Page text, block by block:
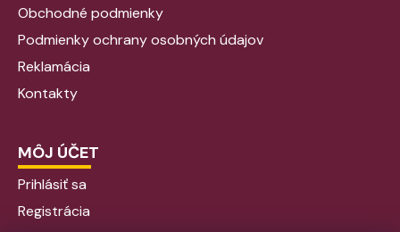
Obchodné podmienky
Podmienky ochrany osobných údajov
Reklamácia
Kontakty
MÔJ ÚČET
Prihlásiť sa
Registrácia